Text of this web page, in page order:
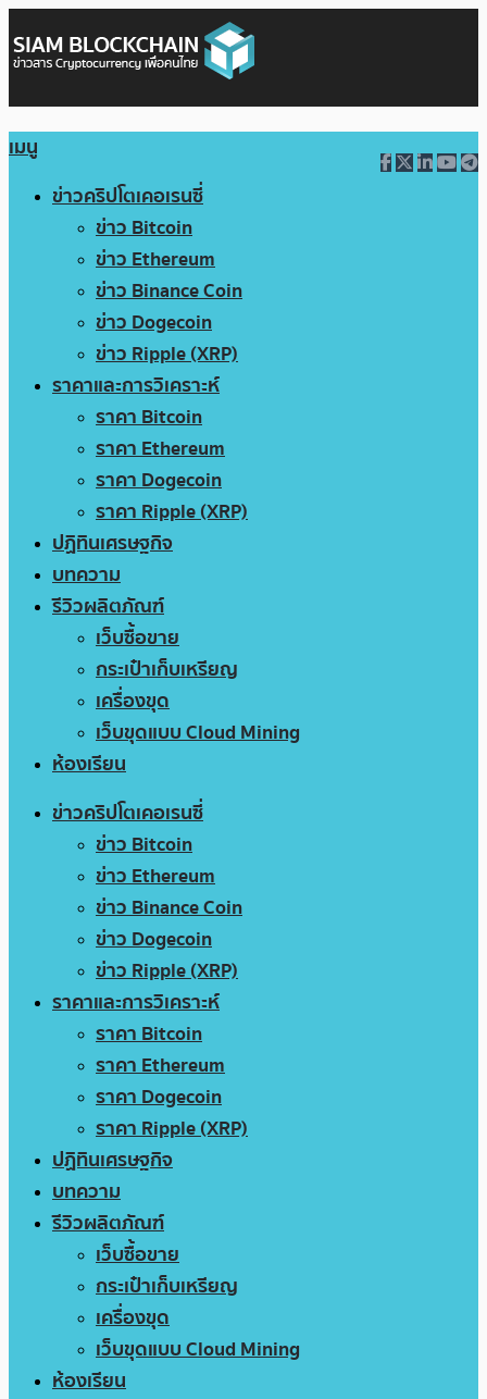
เมนู
ข่าวคริปโตเคอเรนซี่
ข่าว Bitcoin
ข่าว Ethereum
ข่าว Binance Coin
ข่าว Dogecoin
ข่าว Ripple (XRP)
ราคาและการวิเคราะห์
ราคา Bitcoin
ราคา Ethereum
ราคา Dogecoin
ราคา Ripple (XRP)
ปฏิทินเศรษฐกิจ
บทความ
รีวิวผลิตภัณฑ์
เว็บซื้อขาย
กระเป๋าเก็บเหรียญ
เครื่องขุด
เว็บขุดแบบ Cloud Mining
ห้องเรียน
ข่าวคริปโตเคอเรนซี่
ข่าว Bitcoin
ข่าว Ethereum
ข่าว Binance Coin
ข่าว Dogecoin
ข่าว Ripple (XRP)
ราคาและการวิเคราะห์
ราคา Bitcoin
ราคา Ethereum
ราคา Dogecoin
ราคา Ripple (XRP)
ปฏิทินเศรษฐกิจ
บทความ
รีวิวผลิตภัณฑ์
เว็บซื้อขาย
กระเป๋าเก็บเหรียญ
เครื่องขุด
เว็บขุดแบบ Cloud Mining
ห้องเรียน